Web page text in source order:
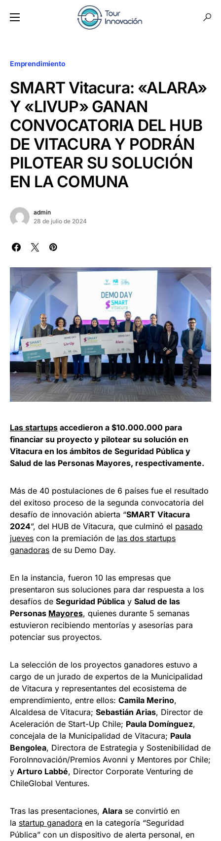
Emprendimiento
SMART Vitacura: «ALARA»
Y «LIVUP» GANAN
CONVOCATORIA DEL HUB
DE VITACURA Y PODRÁN
PILOTEAR SU SOLUCIÓN
EN LA COMUNA
admin
28 de julio de 2024
Las startups accedieron a $10.000.000 para
financiar su proyecto y pilotear su solución en
Vitacura en los ámbitos de Seguridad Pública y
Salud de las Personas Mayores, respectivamente.
Más de 40 postulaciones de 6 países fue el resultado
del exitoso proceso de la segunda convocatoria del
desafío de innovación abierta “SMART Vitacura
2024”, del HUB de Vitacura, que culminó el pasado
jueves con la premiación de las dos startups
ganadoras de su Demo Day.
En la instancia, fueron 10 las empresas que
presentaron sus soluciones para dar respuesta a los
desafíos de Seguridad Pública y Salud de las
Personas Mayores, quienes durante 5 semanas
estuvieron recibiendo mentorías y asesorías para
potenciar sus proyectos.
La selección de los proyectos ganadores estuvo a
cargo de un jurado de expertos de la Municipalidad
de Vitacura y representantes del ecosistema de
emprendimiento, entre ellos: Camila Merino,
Alcaldesa de Vitacura; Sebastián Arias, Director de
Aceleración de Start-Up Chile; Paula Domínguez,
concejala de la Municipalidad de Vitacura; Paula
Bengolea, Directora de Estrategia y Sostenibilidad de
ForoInnovación/Premios Avonni y Mentores por Chile;
y Arturo Labbé, Director Corporate Venturing de
ChileGlobal Ventures.
Tras las presentaciones, Alara se convirtió en
la startup ganadora en la categoría “Seguridad
Pública” con un dispositivo de alerta personal, en